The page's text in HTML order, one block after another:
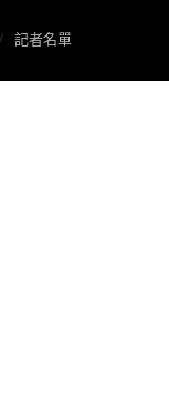
記者名單